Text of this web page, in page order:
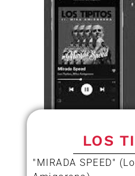
LOS
"MIRADA SPEED"